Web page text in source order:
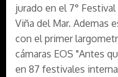
jurado en el 7°
Viña del Mar. Ademas
con el primer
cámaras EOS "Antes
en 87 festivales